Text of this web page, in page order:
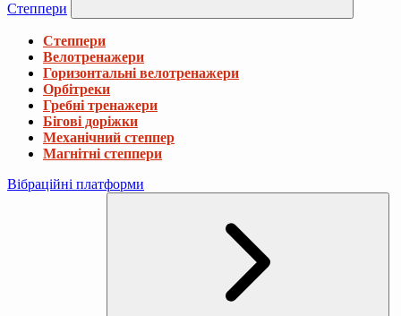
Степпери
Степпери
Велотренажери
Горизонтальні велотренажери
Орбітреки
Гребні тренажери
Бігові доріжки
Механічний степпер
Магнітні степпери
Вібраційні платформи